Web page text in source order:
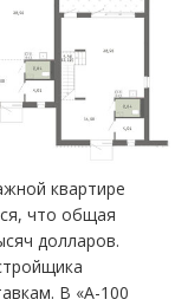
квартире
что общая
долларов.
В «А-100